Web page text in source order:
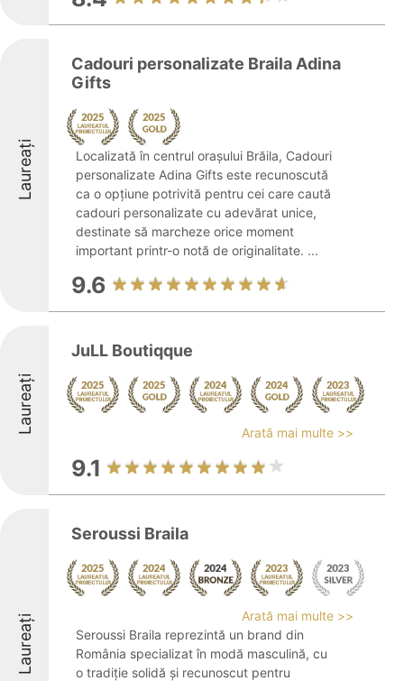
Laureați
Cadouri personalizate Braila Adina
Gifts
Localizată în centrul orașului Brăila, Cadouri
personalizate Adina Gifts este recunoscută
ca o opțiune potrivită pentru cei care caută
cadouri personalizate cu adevărat unice,
destinate să marcheze orice moment
important printr-o notă de originalitate. ...
9.6
Laureați
JuLL Boutiqque
Arată mai multe >>
9.1
Laureați
Seroussi Braila
Arată mai multe >>
Seroussi Braila reprezintă un brand din
România specializat în modă masculină, cu
o tradiție solidă și recunoscut pentru